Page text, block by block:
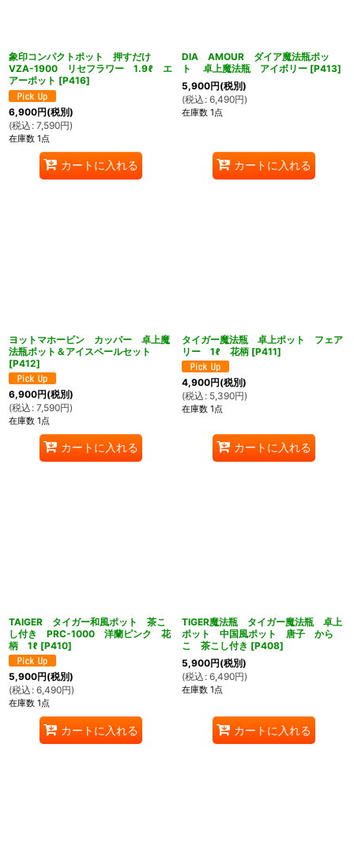
象印コンパクトポット 押すだけ
VZA-1900 リセフラワー 1.9ℓ エ
アーポット [P416]
6,900円(税別)
(税込 : 7,590円)
在庫数 1点
カートに入れる
DIA AMOUR ダイア魔法瓶ポッ
ト 卓上魔法瓶 アイボリー [P413]
5,900円(税別)
(税込 : 6,490円)
在庫数 1点
カートに入れる
ヨットマホービン カッパー 卓上魔
法瓶ポット＆アイスペールセット
[P412]
6,900円(税別)
(税込 : 7,590円)
在庫数 1点
カートに入れる
タイガー魔法瓶 卓上ポット フェア
リー 1ℓ 花柄 [P411]
4,900円(税別)
(税込 : 5,390円)
在庫数 1点
カートに入れる
TAIGER タイガー和風ポット 茶こ
し付き PRC-1000 洋蘭ピンク 花
柄 1ℓ [P410]
5,900円(税別)
(税込 : 6,490円)
在庫数 1点
カートに入れる
TIGER魔法瓶 タイガー魔法瓶 卓上
ポット 中国風ポット 唐子 から
こ 茶こし付き [P408]
5,900円(税別)
(税込 : 6,490円)
在庫数 1点
カートに入れる